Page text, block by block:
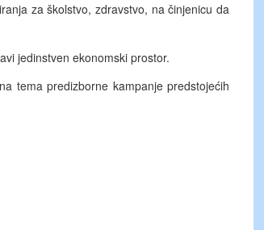
za školstvo, zdravstvo, na činjenicu da
jedinstven ekonomski prostor.
tema predizborne kampanje predstojećih